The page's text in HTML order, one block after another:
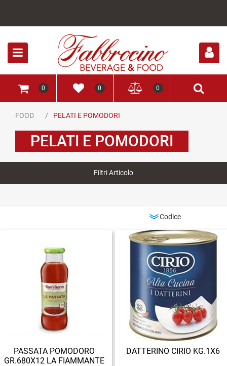
0 0 0
FOOD PELATI E POMODORI
PELATI E POMODORI
Filtri Articolo
PASSATA POMODORO
GR.680X12 LA FIAMMANTE
DATTERINO CIRIO KG.1X6